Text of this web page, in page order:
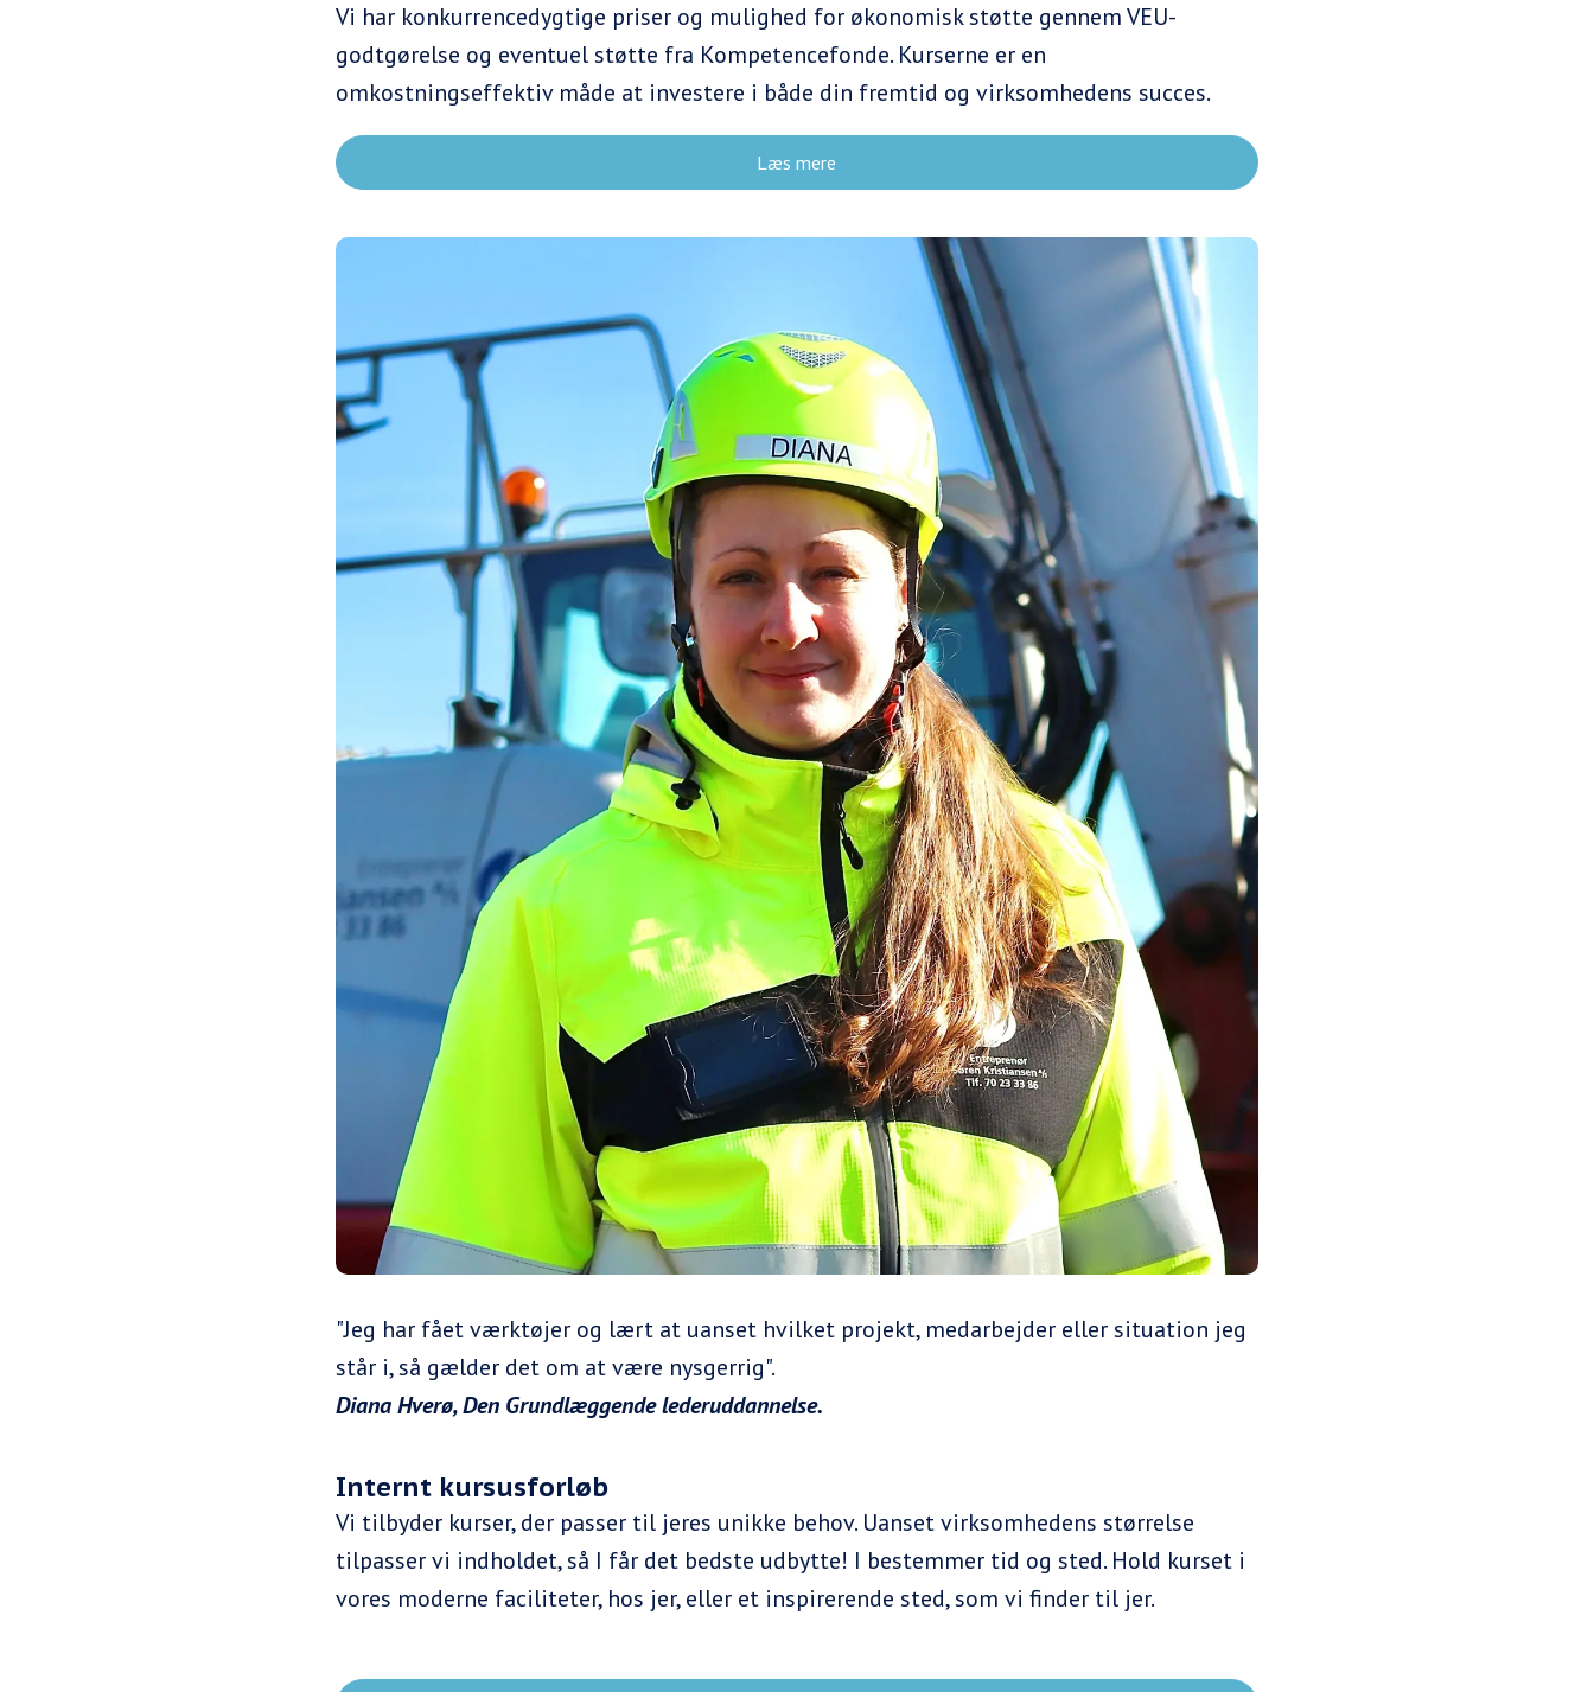
Vi har konkurrencedygtige priser og mulighed for økonomisk støtte gennem VEU-
godtgørelse og eventuel støtte fra Kompetencefonde. Kurserne er en
omkostningseffektiv måde at investere i både din fremtid og virksomhedens succes.
Læs mere
"Jeg har fået værktøjer og lært at uanset hvilket projekt, medarbejder eller situation jeg
står i, så gælder det om at være nysgerrig".
Diana Hverø, Den Grundlæggende lederuddannelse.
Internt kursusforløb
Vi tilbyder kurser, der passer til jeres unikke behov. Uanset virksomhedens størrelse
tilpasser vi indholdet, så I får det bedste udbytte! I bestemmer tid og sted. Hold kurset i
vores moderne faciliteter, hos jer, eller et inspirerende sted, som vi finder til jer.